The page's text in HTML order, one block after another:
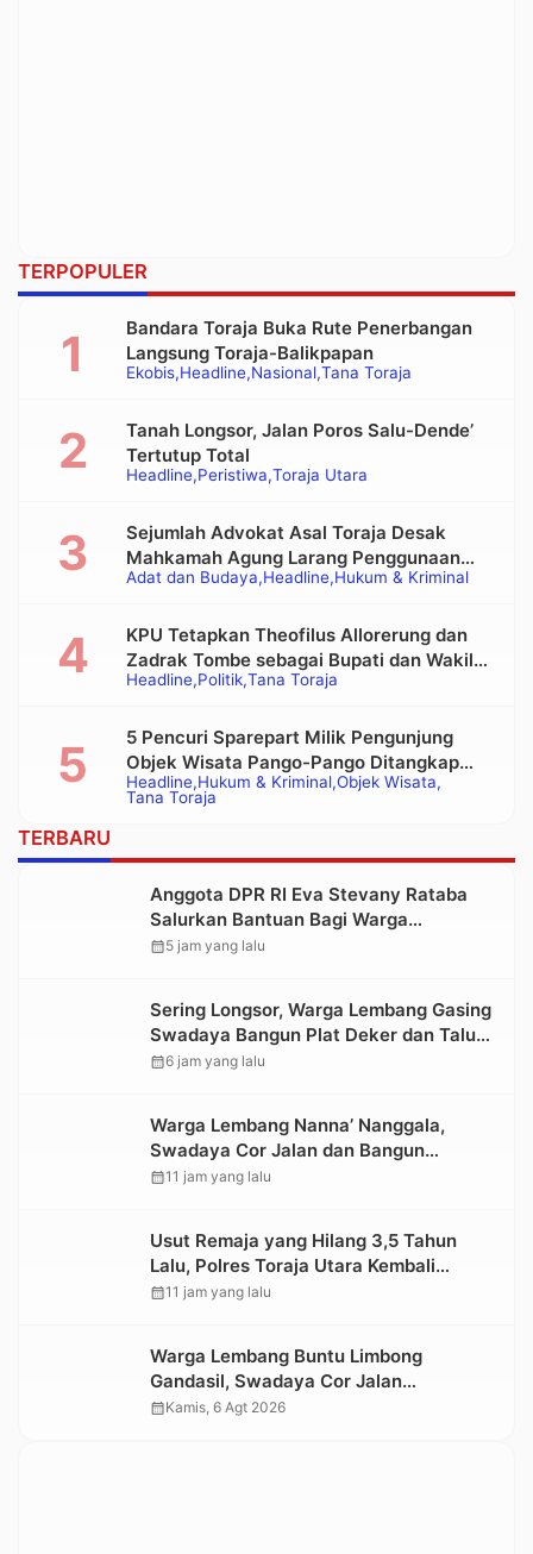
TERPOPULER
Ekobis Headline Nasional Tana Toraja
Bandara Toraja Buka Rute Penerbangan
Langsung Toraja-Balikpapan
Headline Peristiwa Toraja Utara
Tanah Longsor, Jalan Poros Salu-Dende’
Tertutup Total
Adat dan Budaya Headline Hukum & Kriminal
Sejumlah Advokat Asal Toraja Desak
Mahkamah Agung Larang Penggunaan
Alat Berat pada Eksekusi Rumah Adat
Headline Politik Tana Toraja
KPU Tetapkan Theofilus Allorerung dan
Zadrak Tombe sebagai Bupati dan Wakil
Bupati Tana Toraja Terpilih
Headline Hukum & Kriminal Objek Wisata
Tana Toraja
5 Pencuri Sparepart Milik Pengunjung
Objek Wisata Pango-Pango Ditangkap
Polisi
TERBARU
Anggota DPR RI Eva Stevany Rataba
Salurkan Bantuan Bagi Warga
Terdampak Longsor di Buntu Pepasan
calendar_month5 jam yang lalu
Sering Longsor, Warga Lembang Gasing
Swadaya Bangun Plat Deker dan Talut
Jalan Penghubung Antar Lembang
calendar_month6 jam yang lalu
Warga Lembang Nanna’ Nanggala,
Swadaya Cor Jalan dan Bangun
Jembatan
calendar_month11 jam yang lalu
Usut Remaja yang Hilang 3,5 Tahun
Lalu, Polres Toraja Utara Kembali
Datangi TKP
calendar_month11 jam yang lalu
Warga Lembang Buntu Limbong
Gandasil, Swadaya Cor Jalan
Sepanjang 500 Meter
calendar_monthKamis, 6 Agt 2026